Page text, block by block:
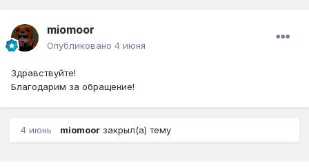
miomoor
Опубликовано 4 июня
Здравствуйте!
Благодарим за обращение!
4 июнь miomoor закрыл(а) тему